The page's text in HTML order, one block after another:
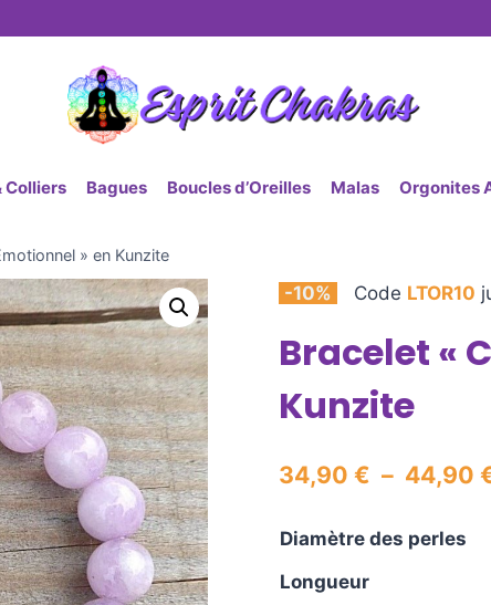
Colliers Bagues Boucles d’Oreilles Malas Orgonites
» en Kunzite
-10% Code LTOR10
Bracelet «
Kunzite
34,90 € – 44,90
Diamètre des perles
Longueur